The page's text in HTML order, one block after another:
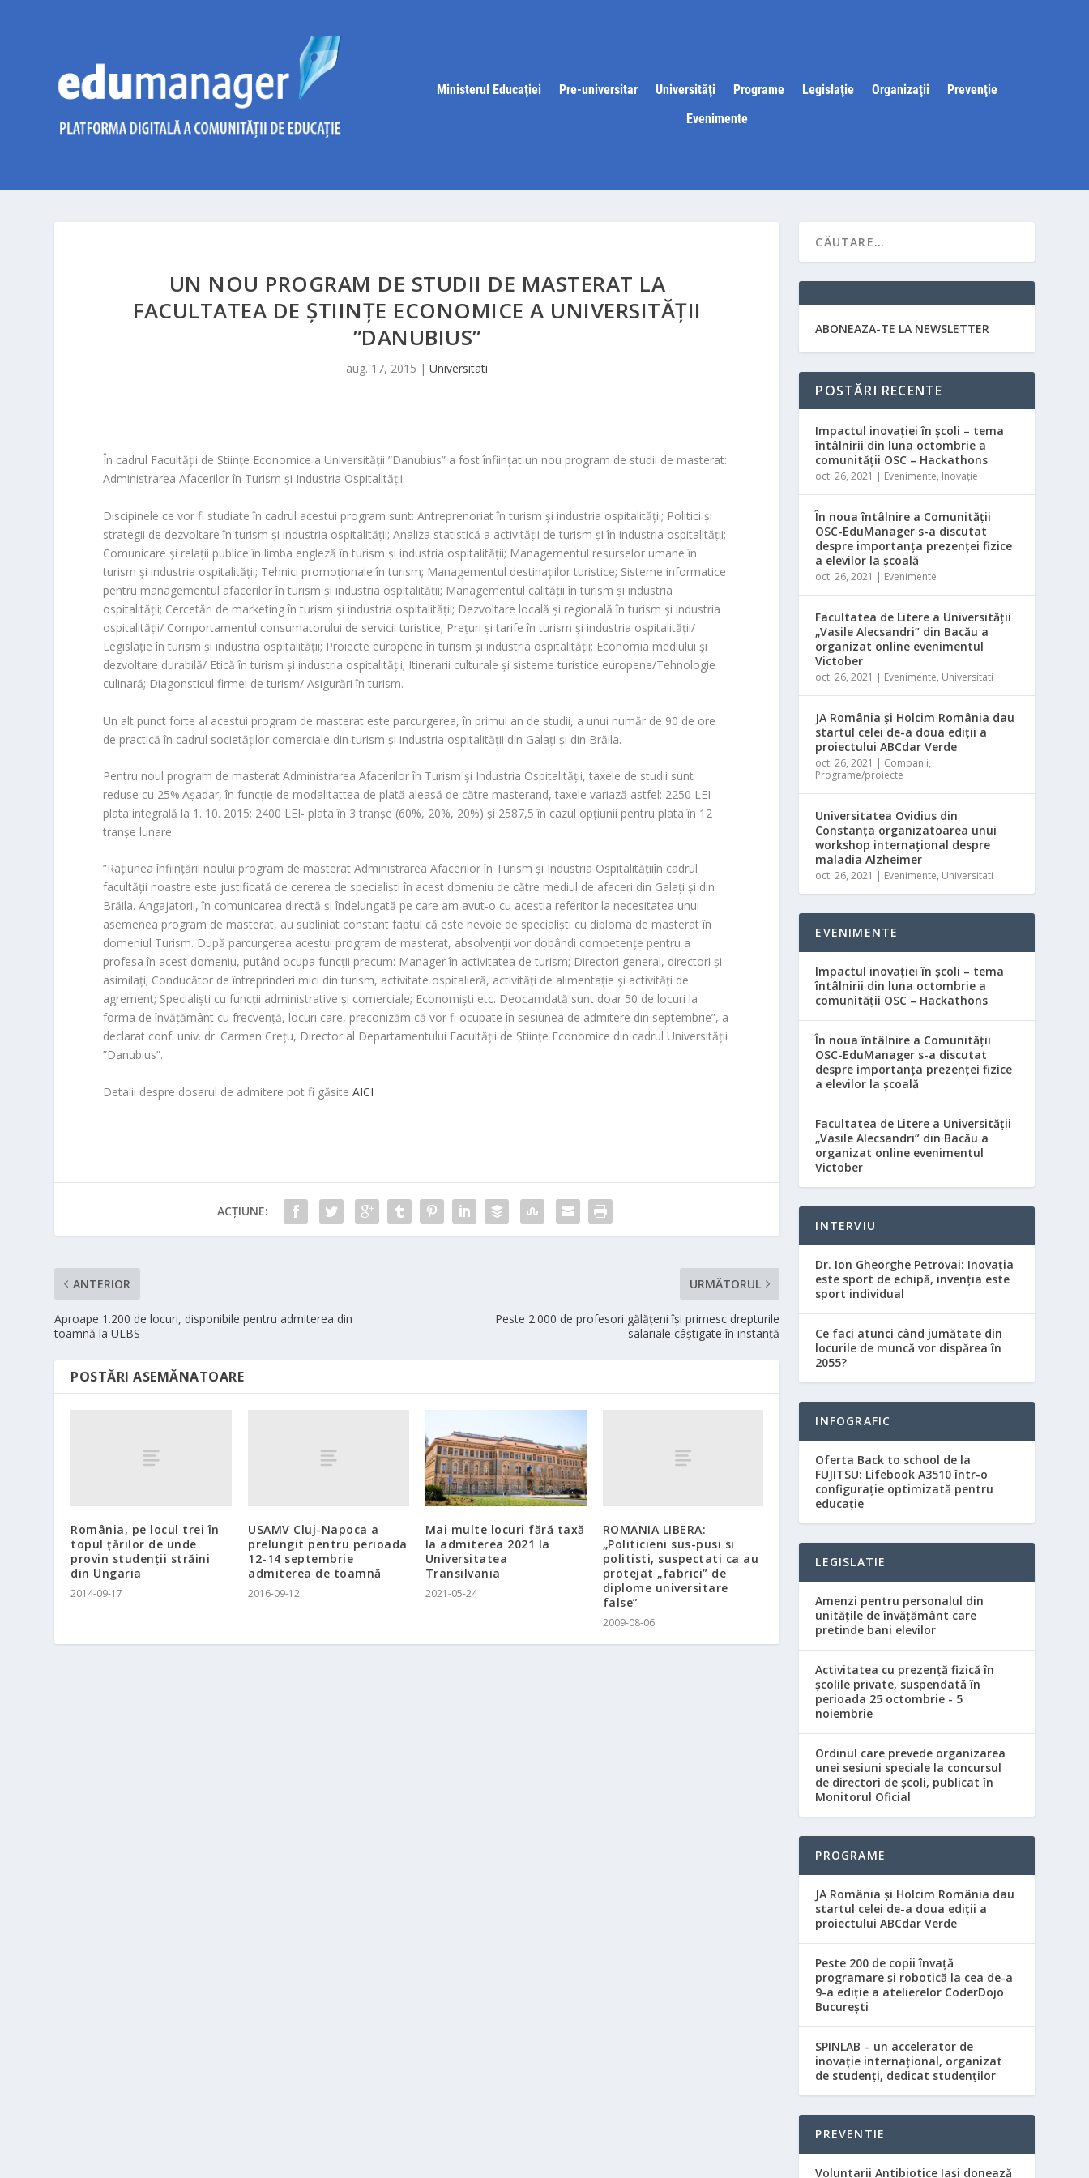
Ministerul Educaţiei Pre-universitar Universităţi Programe Legislaţie Organizaţii
Prevenţie
Evenimente
UN NOU PROGRAM DE STUDII DE MASTERAT LA
FACULTATEA DE ȘTIINȚE ECONOMICE A UNIVERSITĂȚII
”DANUBIUS”
aug. 17, 2015 |Universitati
În cadrul Facultății de Științe Economice a Universității ”Danubius” a fost înființat un nou program de studii de masterat:
Administrarea Afacerilor în Turism și Industria Ospitalității.
Discipinele ce vor fi studiate în cadrul acestui program sunt: Antreprenoriat în turism și industria ospitalității; Politici și
strategii de dezvoltare în turism și industria ospitalității; Analiza statistică a activității de turism și în industria ospitalității;
Comunicare şi relaţii publice în limba engleză în turism și industria ospitalității; Managementul resurselor umane în
turism și industria ospitalității; Tehnici promoționale în turism; Managementul destinațiilor turistice; Sisteme informatice
pentru managementul afacerilor în turism și industria ospitalității; Managementul calității în turism și industria
ospitalității; Cercetări de marketing în turism și industria ospitalității; Dezvoltare locală și regională în turism și industria
ospitalității/ Comportamentul consumatorului de servicii turistice; Prețuri și tarife în turism și industria ospitalității/
Legislație în turism și industria ospitalității; Proiecte europene în turism și industria ospitalității; Economia mediului și
dezvoltare durabilă/ Etică în turism și industria ospitalității; Itinerarii culturale și sisteme turistice europene/Tehnologie
culinară; Diagonsticul firmei de turism/ Asigurări în turism.
Un alt punct forte al acestui program de masterat este parcurgerea, în primul an de studii, a unui număr de 90 de ore
de practică în cadrul societăților comerciale din turism și industria ospitalității din Galați și din Brăila.
Pentru noul program de masterat Administrarea Afacerilor în Turism și Industria Ospitalității, taxele de studii sunt
reduse cu 25%.Așadar, în funcție de modalitattea de plată aleasă de către masterand, taxele variază astfel: 2250 LEI-
plata integrală la 1. 10. 2015; 2400 LEI- plata în 3 tranșe (60%, 20%, 20%) și 2587,5 în cazul opțiunii pentru plata în 12
tranșe lunare.
”Rațiunea înființării noului program de masterat Administrarea Afacerilor în Turism și Industria Ospitalitățiiîn cadrul
facultății noastre este justificată de cererea de specialiști în acest domeniu de către mediul de afaceri din Galați și din
Brăila. Angajatorii, în comunicarea directă și îndelungată pe care am avut-o cu aceștia referitor la necesitatea unui
asemenea program de masterat, au subliniat constant faptul că este nevoie de specialiști cu diploma de masterat în
domeniul Turism. După parcurgerea acestui program de masterat, absolvenții vor dobândi competențe pentru a
profesa în acest domeniu, putând ocupa funcții precum: Manager în activitatea de turism; Directori general, directori şi
asimilaţi; Conducător de întreprinderi mici din turism, activitate ospitalieră, activităţi de alimentaţie şi activităţi de
agrement; Specialişti cu funcţii administrative şi comerciale; Economişti etc. Deocamdată sunt doar 50 de locuri la
forma de învățământ cu frecvență, locuri care, preconizăm că vor fi ocupate în sesiunea de admitere din septembrie”, a
declarat conf. univ. dr. Carmen Crețu, Director al Departamentului Facultății de Științe Economice din cadrul Universității
”Danubius”.
Detalii despre dosarul de admitere pot fi găsiteAICI
ACȚIUNE:
ANTERIOR
Aproape 1.200 de locuri, disponibile pentru admiterea din
toamnă la ULBS
URMĂTORUL
Peste 2.000 de profesori gălățeni îşi primesc drepturile
salariale câştigate în instanţă
POSTĂRI ASEMĂNATOARE
România, pe locul trei în
topul ţărilor de unde
provin studenţii străini
din Ungaria
2014-09-17
USAMV Cluj-Napoca a
prelungit pentru perioada
12-14 septembrie
admiterea de toamnă
2016-09-12
Mai multe locuri fără taxă
la admiterea 2021 la
Universitatea
Transilvania
2021-05-24
ROMANIA LIBERA:
„Politicieni sus-pusi si
politisti, suspectati ca au
protejat „fabrici” de
diplome universitare
false”
2009-08-06
ABONEAZA-TE LA NEWSLETTER
POSTĂRI RECENTE
Impactul inovației în școli – tema
întâlnirii din luna octombrie a
comunității OSC – Hackathons
oct. 26, 2021 | Evenimente, Inovație
În noua întâlnire a Comunității
OSC-EduManager s-a discutat
despre importanța prezenței fizice
a elevilor la școală
oct. 26, 2021 | Evenimente
Facultatea de Litere a Universității
„Vasile Alecsandri” din Bacău a
organizat online evenimentul
Victober
oct. 26, 2021 | Evenimente, Universitati
JA România și Holcim România dau
startul celei de-a doua ediții a
proiectului ABCdar Verde
oct. 26, 2021 | Companii,
Programe/proiecte
Universitatea Ovidius din
Constanța organizatoarea unui
workshop internațional despre
maladia Alzheimer
oct. 26, 2021 | Evenimente, Universitati
EVENIMENTE
Impactul inovației în școli – tema
întâlnirii din luna octombrie a
comunității OSC – Hackathons
În noua întâlnire a Comunității
OSC-EduManager s-a discutat
despre importanța prezenței fizice
a elevilor la școală
Facultatea de Litere a Universității
„Vasile Alecsandri” din Bacău a
organizat online evenimentul
Victober
INTERVIU
Dr. Ion Gheorghe Petrovai: Inovația
este sport de echipă, invenția este
sport individual
Ce faci atunci când jumătate din
locurile de muncă vor dispărea în
2055?
INFOGRAFIC
Oferta Back to school de la
FUJITSU: Lifebook A3510 într-o
configurație optimizată pentru
educație
LEGISLATIE
Amenzi pentru personalul din
unităţile de învăţământ care
pretinde bani elevilor
Activitatea cu prezenţă fizică în
şcolile private, suspendată în
perioada 25 octombrie - 5
noiembrie
Ordinul care prevede organizarea
unei sesiuni speciale la concursul
de directori de şcoli, publicat în
Monitorul Oficial
PROGRAME
JA România și Holcim România dau
startul celei de-a doua ediții a
proiectului ABCdar Verde
Peste 200 de copii învață
programare și robotică la cea de-a
9-a ediție a atelierelor CoderDojo
București
SPINLAB – un accelerator de
inovație internațional, organizat
de studenți, dedicat studenților
PREVENTIE
Voluntarii Antibiotice Iași donează